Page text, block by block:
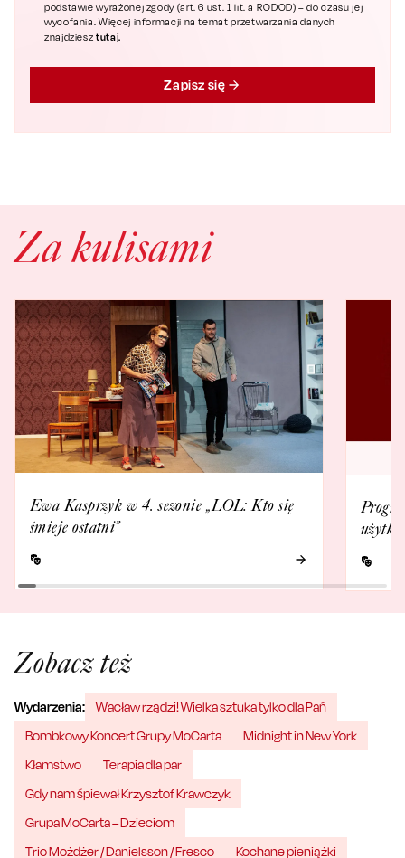
podstawie wyrażonej zgody (art. 6 ust. 1 lit. a RODOD) – do czasu jej
wycofania. Więcej informacji na temat przetwarzania danych
znajdziesztutaj.
Zapisz się
Za kulisami
Ewa Kasprzyk w 4. sezonie „LOL: Kto się
śmieje ostatni”
Zobacz też
Wydarzenia:
Wacław rządzi! Wielka sztuka tylko dla Pań
Bombkowy Koncert Grupy MoCarta
Midnight in New York
Kłamstwo
Terapia dla par
Gdy nam śpiewał Krzysztof Krawczyk
Grupa MoCarta – Dzieciom
Trio Możdżer / Danielsson / Fresco
Kochane pieniążki